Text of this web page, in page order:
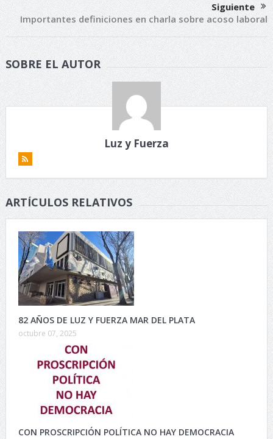
Siguiente
Importantes definiciones en charla sobre acoso laboral
SOBRE EL AUTOR
Luz y Fuerza
ARTÍCULOS RELATIVOS
82 AÑOS DE LUZ Y FUERZA MAR DEL PLATA
octubre 07, 2025
CON PROSCRIPCIÓN POLÍTICA NO HAY DEMOCRACIA